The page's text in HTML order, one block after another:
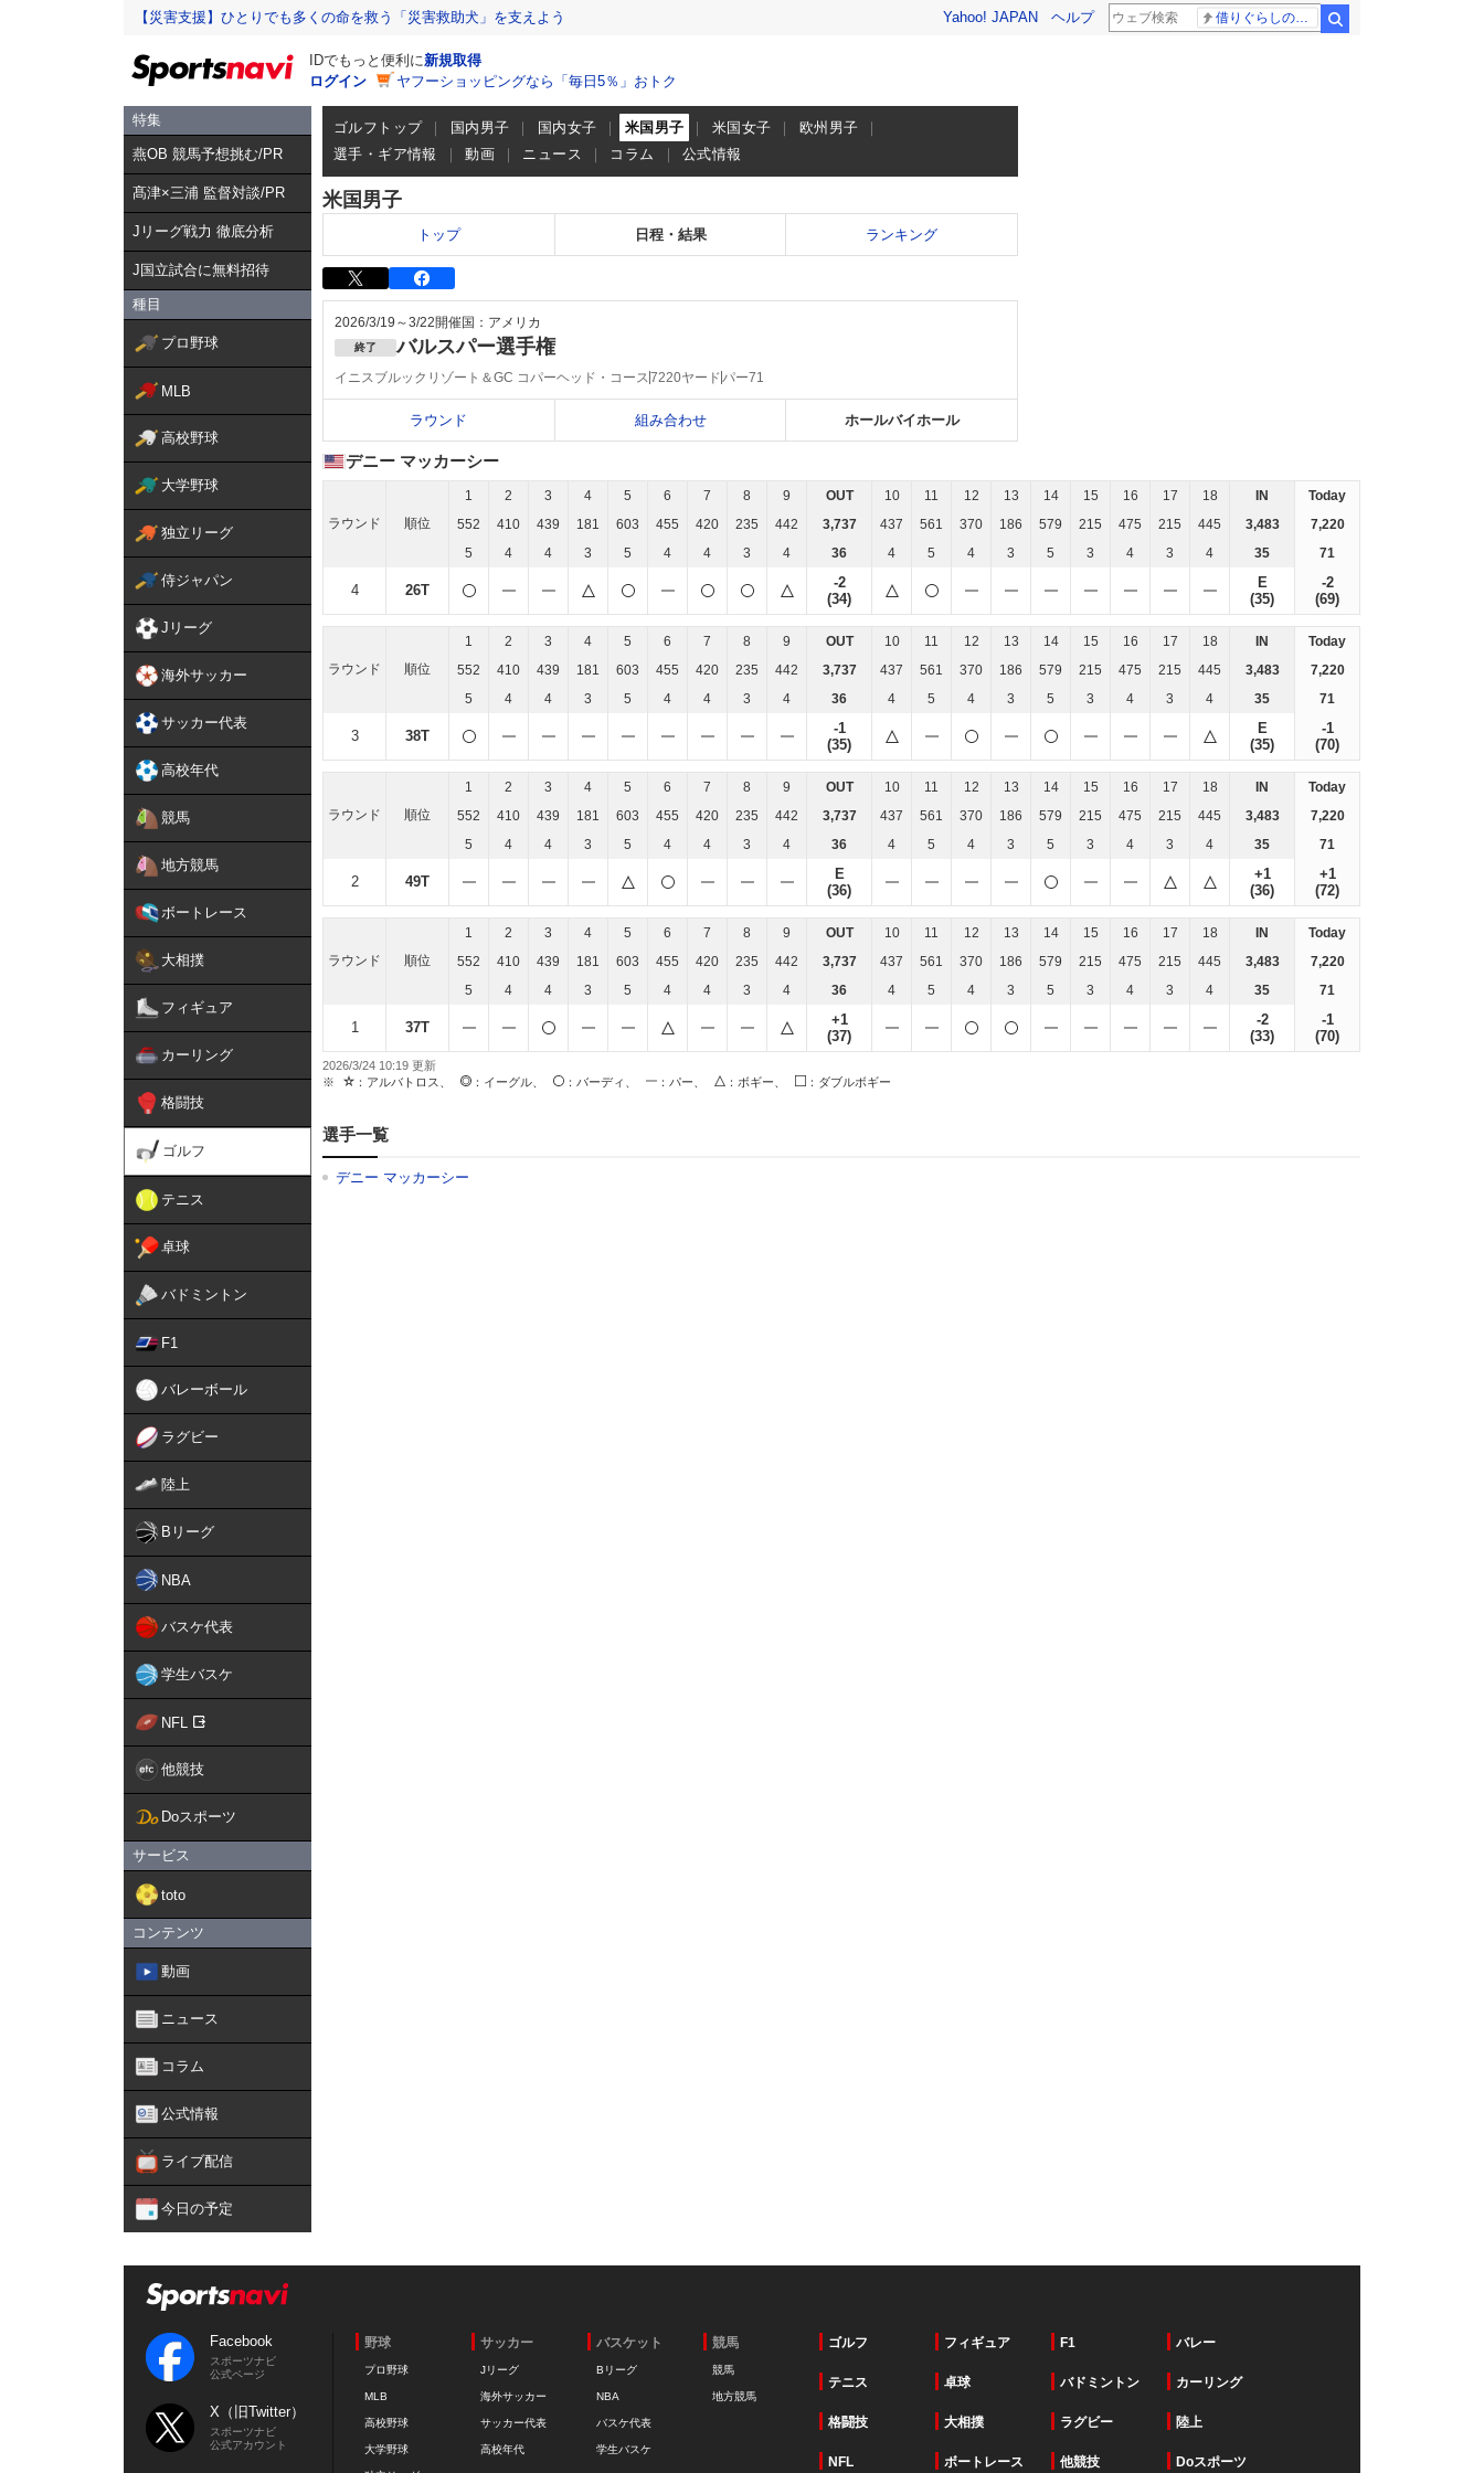
【災害支援】ひとりでも多くの命を救う「災害救助犬」を支えよう Yahoo! JAPAN ヘルプ
IDでもっと便利に新規取得
ログイン
ヤフーショッピングなら「毎日5％」おトク
特集
燕OB 競馬予想挑む/PR
髙津×三浦 監督対談/PR
Jリーグ戦力 徹底分析
J国立試合に無料招待
種目
プロ野球
MLB
高校野球
大学野球
独立リーグ
侍ジャパン
Jリーグ
海外サッカー
サッカー代表
高校年代
競馬
地方競馬
ボートレース
大相撲
フィギュア
カーリング
格闘技
ゴルフ
テニス
卓球
バドミントン
F1
バレーボール
ラグビー
陸上
Bリーグ
NBA
バスケ代表
学生バスケ
NFL
他競技
Doスポーツ
サービス
toto
コンテンツ
動画
ニュース
コラム
公式情報
ライブ配信
今日の予定
ゴルフトップ 国内男子 国内女子 米国男子 米国女子
欧州男子
選手・ギア情報
動画 ニュース コラム 公式情報
米国男子
トップ 日程・結果 ランキング
2026/3/19～3/22開催国：アメリカ
終了 バルスパー選手権
イニスブルックリゾート＆GC コパーヘッド・コース7220ヤードパー71
ラウンド 組み合わせ ホールバイホール
デニー マッカーシー
ラウンド 順位
1 2 3 4 5 6 7 8 9 OUT 10 11 12 13 14 15 16 17 18 IN
Today
552
410 439 181 603 455 420 235 442 3,737 437 561 370 186 579 215 475 215 445 3,483
7,220
5
4 4 3 5 4 4 3 4 36 4 5 4 3 5 3 4 3 4 35 71
4 26T
-2
(34)
E
(35)
-2
(69)
ラウンド 順位
1 2 3 4 5 6 7 8 9 OUT 10 11 12 13 14 15 16 17 18 IN
Today
552
410 439 181 603 455 420 235 442 3,737 437 561 370 186 579 215 475 215 445 3,483
7,220
5
4 4 3 5 4 4 3 4 36 4 5 4 3 5 3 4 3 4 35 71
3 38T
-1
(35)
E
(35)
-1
(70)
ラウンド 順位
1 2 3 4 5 6 7 8 9 OUT 10 11 12 13 14 15 16 17 18 IN
Today
552
410 439 181 603 455 420 235 442 3,737 437 561 370 186 579 215 475 215 445 3,483
7,220
5
4 4 3 5 4 4 3 4 36 4 5 4 3 5 3 4 3 4 35 71
2 49T
E
(36)
+1
(36)
+1
(72)
ラウンド 順位
1 2 3 4 5 6 7 8 9 OUT 10 11 12 13 14 15 16 17 18 IN
Today
552
410 439 181 603 455 420 235 442 3,737 437 561 370 186 579 215 475 215 445 3,483
7,220
5
4 4 3 5 4 4 3 4 36 4 5 4 3 5 3 4 3 4 35 71
1 37T
+1
(37)
-2
(33)
-1
(70)
2026/3/24 10:19
：アルバトロス、
：イーグル、 ：バーディ、 ：パー、 ：ボギー、 ：ダブルボギー
選手一覧
デニー マッカーシー
Facebook
スポーツナビ
公式ページ
X（旧Twitter）
スポーツナビ
公式アカウント
野球
プロ野球
MLB
高校野球
大学野球
サッカー
Jリーグ
海外サッカー
サッカー代表
高校年代
バスケット
Bリーグ
NBA
バスケ代表
学生バスケ
競馬
競馬
地方競馬
ゴルフ フィギュア F1 バレー
テニス 卓球 バドミントン カーリング
格闘技 大相撲 ラグビー 陸上
NFL ボートレース 他競技 Doスポーツ